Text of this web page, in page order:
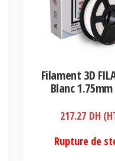
Filament 3D
Blanc
217.27 DH
Rupture de